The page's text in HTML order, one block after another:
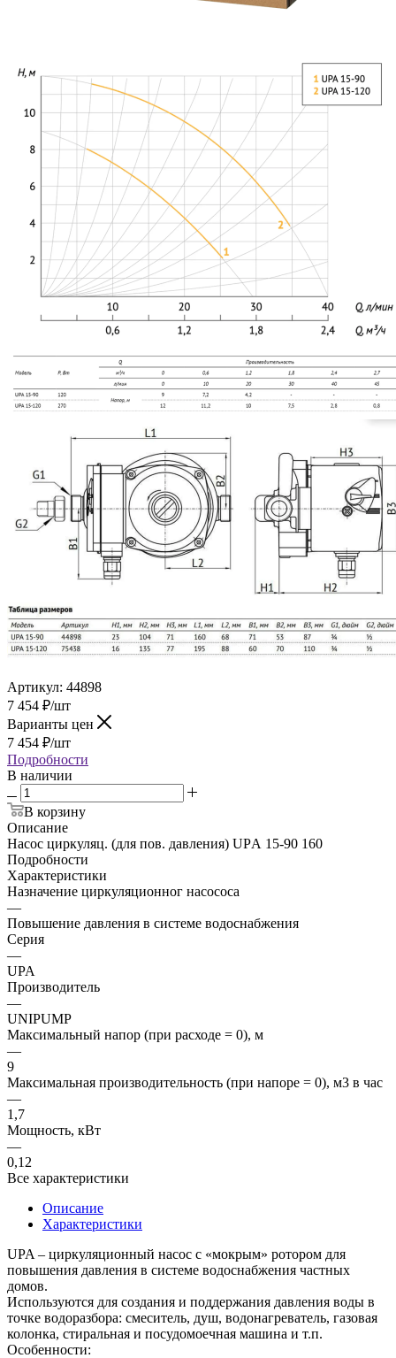
Артикул: 44898
7 454 ₽/шт
Варианты цен
7 454 ₽/шт
Подробности
В наличии
В корзину
Описание
Насос циркуляц. (для пов. давления) UPА 15-90 160
Подробности
Характеристики
Назначение циркуляционног насососа
—
Повышение давления в системе водоснабжения
Серия
—
UPA
Производитель
—
UNIPUMP
Максимальный напор (при расходе = 0), м
—
9
Максимальная производительность (при напоре = 0), м3 в час
—
1,7
Мощность, кВт
—
0,12
Все характеристики
Описание
Характеристики
UPA – циркуляционный насос с «мокрым» ротором для
повышения давления в системе водоснабжения частных
домов.
Используются для создания и поддержания давления воды в
точке водоразбора: смеситель, душ, водонагреватель, газовая
колонка, стиральная и посудомоечная машина и т.п.
Особенности: